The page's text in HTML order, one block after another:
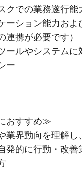
クでの業務遂行能
ーション能力およ
連携が必要です）
ールやシステムに
ー
おすすめ≫
業界動向を理解し
発的に行動・改善